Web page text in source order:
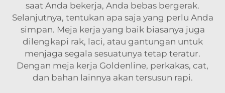
saat Anda bekerja, Anda bebas bergerak.
Selanjutnya, tentukan apa saja yang perlu Anda
simpan. Meja kerja yang baik biasanya juga
dilengkapi rak, laci, atau gantungan untuk
menjaga segala sesuatunya tetap teratur.
Dengan meja kerja Goldenline, perkakas, cat,
dan bahan lainnya akan tersusun rapi.